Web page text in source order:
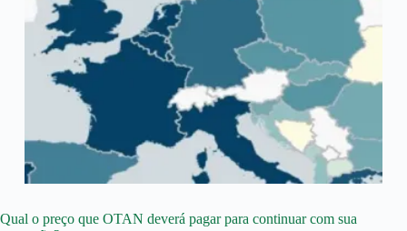
Qual o preço que OTAN deverá pagar para continuar com sua